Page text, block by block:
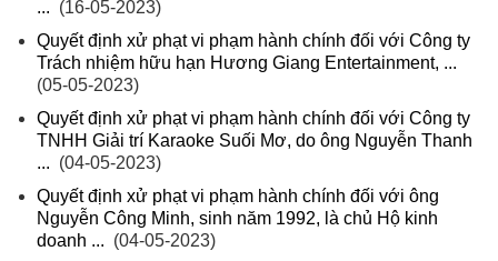
... (16-05-2023)
Quyết định xử phạt vi phạm hành chính đối với Công ty
Trách nhiệm hữu hạn Hương Giang Entertainment, ...
(05-05-2023)
Quyết định xử phạt vi phạm hành chính đối với Công ty
TNHH Giải trí Karaoke Suối Mơ, do ông Nguyễn Thanh
... (04-05-2023)
Quyết định xử phạt vi phạm hành chính đối với ông
Nguyễn Công Minh, sinh năm 1992, là chủ Hộ kinh
doanh ... (04-05-2023)